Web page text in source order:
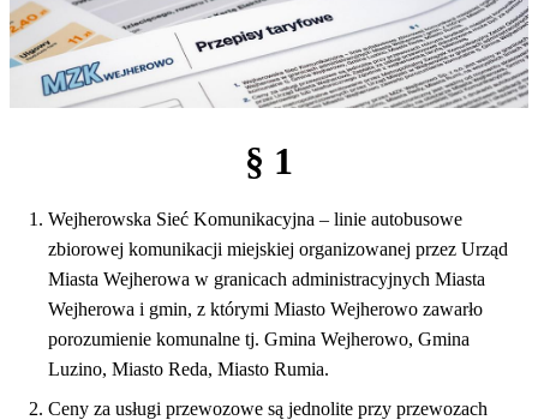
§ 1
Wejherowska Sieć Komunikacyjna – linie autobusowe
zbiorowej komunikacji miejskiej organizowanej przez Urząd
Miasta Wejherowa w granicach administracyjnych Miasta
Wejherowa i gmin, z którymi Miasto Wejherowo zawarło
porozumienie komunalne tj. Gmina Wejherowo, Gmina
Luzino, Miasto Reda, Miasto Rumia.
Ceny za usługi przewozowe są jednolite przy przewozach